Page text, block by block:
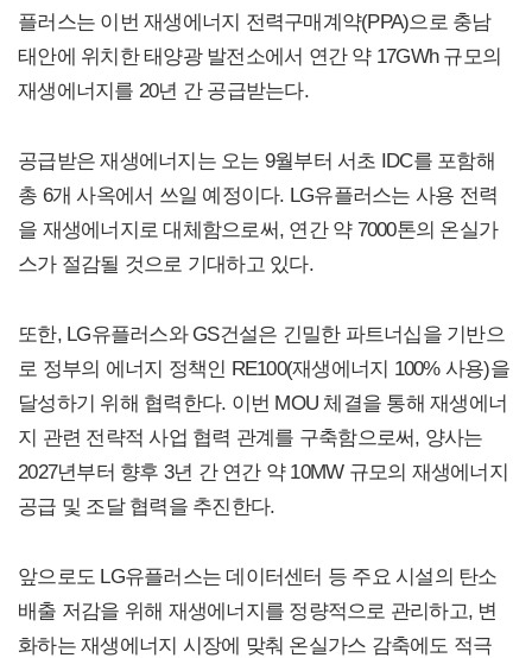
플러스는 이번 재생에너지 전력구매계약(PPA)으로 충남
태안에 위치한 태양광 발전소에서 연간 약 17GWh 규모의
재생에너지를 20년 간 공급받는다.
공급받은 재생에너지는 오는 9월부터 서초 IDC를 포함해
총 6개 사옥에서 쓰일 예정이다. LG유플러스는 사용 전력
을 재생에너지로 대체함으로써, 연간 약 7000톤의 온실가
스가 절감될 것으로 기대하고 있다.
또한, LG유플러스와 GS건설은 긴밀한 파트너십을 기반으
로 정부의 에너지 정책인 RE100(재생에너지 100% 사용)을
달성하기 위해 협력한다. 이번 MOU 체결을 통해 재생에너
지 관련 전략적 사업 협력 관계를 구축함으로써, 양사는
2027년부터 향후 3년 간 연간 약 10MW 규모의 재생에너지
공급 및 조달 협력을 추진한다.
앞으로도 LG유플러스는 데이터센터 등 주요 시설의 탄소
배출 저감을 위해 재생에너지를 정량적으로 관리하고, 변
화하는 재생에너지 시장에 맞춰 온실가스 감축에도 적극